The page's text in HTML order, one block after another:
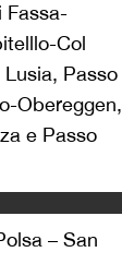
Fassa-
Col
Passo
Obereggen,
e Passo
– San